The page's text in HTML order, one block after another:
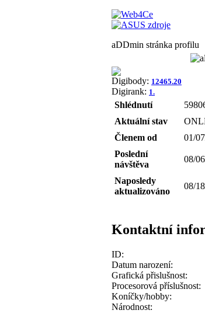
aDDmin stránka profilu
Digibody: 12465.20
Digirank: 1.
Shlédnutí
Aktuální stav
Členem od
01/
Poslední
návštěva
08/
Naposledy
aktualizováno
08/
Kontaktní
ID:
Datum narození:
Grafická přislušnost:
Procesorová příslušnost:
Koníčky/hobby:
Národnost: